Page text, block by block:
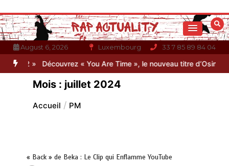
au
contenu
August 6, 2026 Luxembourg 33 7 85 89 84 04
Découvrez « You Are Time », le nouveau titre d’Osinaël
Mois : juillet 2024
Accueil PM
« Back » de Beka : Le Clip qui Enflamme YouTube